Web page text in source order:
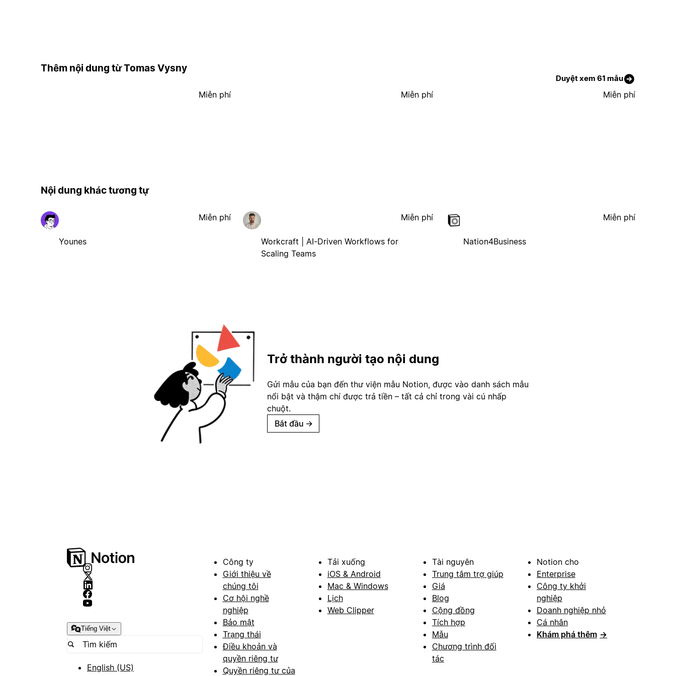
Thêm nội dung từ Tomas Vysny
Duyệt xem 61 mẫu
Miễn phí Miễn phí Miễn phí
Nội dung khác tương tự
Younes
Miễn phí
Workcraft | AI-Driven Workflows for
Scaling Teams
Miễn phí
Nation4Business
Miễn phí
Trở thành người tạo nội dung
Gửi mẫu của bạn đến thư viện mẫu Notion, được vào danh sách mẫu
nổi bật và thậm chí được trả tiền – tất cả chỉ trong vài cú nhấp
chuột.
Bắt đầu →
Tiếng Việt
English (US)
Công ty
Giới thiệu về
chúng tôi
Cơ hội nghề
nghiệp
Bảo mật
Trạng thái
Điều khoản và
quyền riêng tư
Quyền riêng tư của
Tải xuống
iOS & Android
Mac & Windows
Lịch
Web Clipper
Tài nguyên
Trung tâm trợ giúp
Giá
Blog
Cộng đồng
Tích hợp
Mẫu
Chương trình đối
tác
Notion cho
Enterprise
Công ty khởi
nghiệp
Doanh nghiệp nhỏ
Cá nhân
Khám phá thêm →